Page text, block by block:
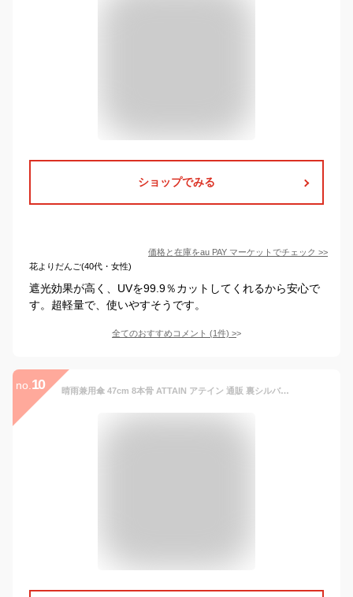
ショップでみる
価格と在庫をau PAY マーケット でチェック >>
花よりだんご(40代・女性)
遮光効果が高く、UVを99.9％カットしてくれるから安心で
す。超軽量で、使いやすそうです。
全てのおすすめコメント (1件) >
no. 10 晴雨兼用傘 47cm 8本骨 ATTAIN アテイン 通販 裏シルバー UV99%CUT 遮光率98.0%以上 日傘 レディース 手開き 手動 おしゃれ かわいい 軽い 軽量 ショートタイプ 雨傘 長傘 黒 ブラック オフ白 紺 ネイビー 猫 ネコ&葉っぱ CAT&NOTE 花柄 フラワー ローズガーデン 薔薇 バラ